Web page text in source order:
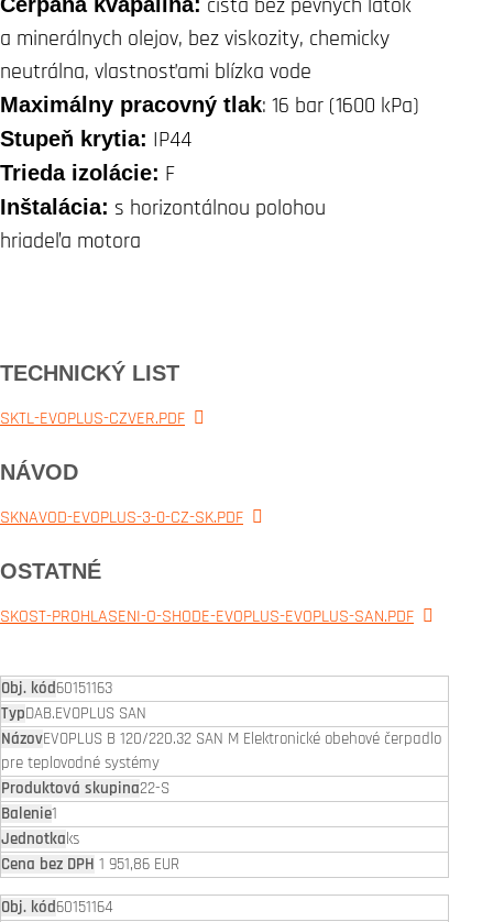
a minerálnych olejov, bez viskozity, chemicky
neutrálna, vlastnosťami blízka vode
Maximálny pracovný tlak: 16 bar (1600 kPa)
Stupeň krytia: IP44
Trieda izolácie: F
Inštalácia: s horizontálnou polohou
hriadeľa motora
TECHNICKÝ LIST
SKTL-EVOPLUS-CZVER.PDF
NÁVOD
SKNAVOD-EVOPLUS-3-0-CZ-SK.PDF
OSTATNÉ
SKOST-PROHLASENI-O-SHODE-EVOPLUS-EVOPLUS-SAN.PDF
60151163
DAB.EVOPLUS SAN
EVOPLUS B 120/220.32 SAN M Elektronické obehové čerpadlo
pre teplovodné systémy
22-S
1
ks
1 951,86 EUR
60151164